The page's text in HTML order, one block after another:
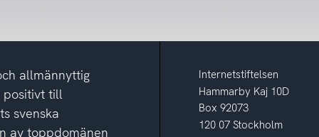
allmännyttig
positivt till
svenska
av toppdomänen
Internetstiftelsen
Hammarby Kaj 10D
Box 92073
120 07 Stockholm